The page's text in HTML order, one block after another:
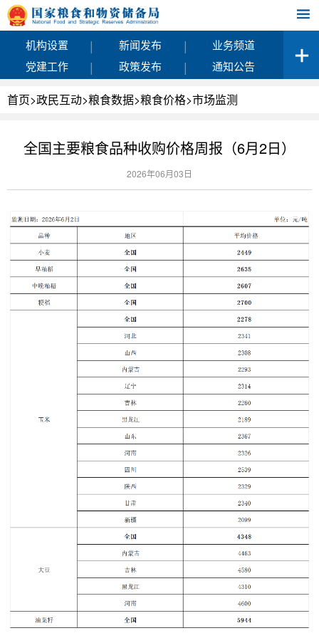
机构设置 | 新闻发布 |
业务频道
党建工作
| 政策发布 | 通知公告
首页>政民互动>粮食数据>粮食价格>市场监测
全国主要粮食品种收购价格周报（6月2日）
2026年06月03日